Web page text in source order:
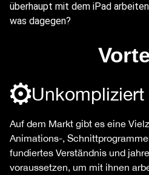
überhaupt mit dem iPad
was dagegen?
Unkompliziert
Auf dem Markt gibt es eine
Animations-,
fundiertes Verständnis und
voraussetzen, um mit ihnen